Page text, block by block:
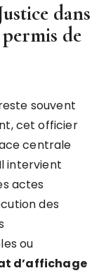
dans
de
souvent
cet officier
centrale
intervient
actes
des
ou
d’affichage